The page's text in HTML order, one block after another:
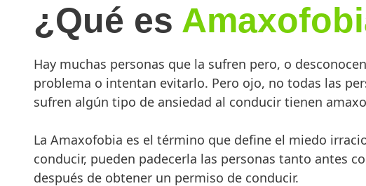
¿Qué es
Hay muchas personas que la sufren pero, o
problema o intentan evitarlo. Pero ojo, no todas las
sufren algún tipo de ansiedad al conducir tienen
La Amaxofobia es el término que define el miedo
conducir, pueden padecerla las personas tanto antes
después de obtener un permiso de conducir.